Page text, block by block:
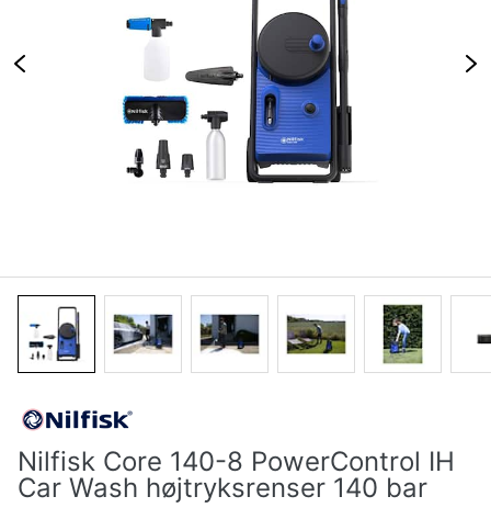
Nilfisk Core 140-8 PowerControl IH
Car Wash højtryksrenser 140 bar